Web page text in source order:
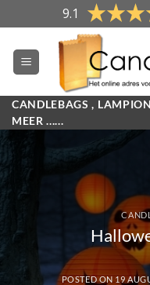
to
content
9.1
CANDLEBAGS ,
MEER ......
POSTED ON 19